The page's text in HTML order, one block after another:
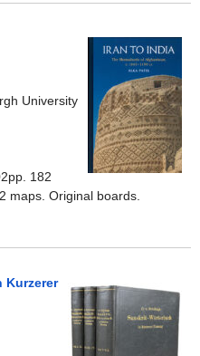
University
182
maps. Original boards.
Kurzerer